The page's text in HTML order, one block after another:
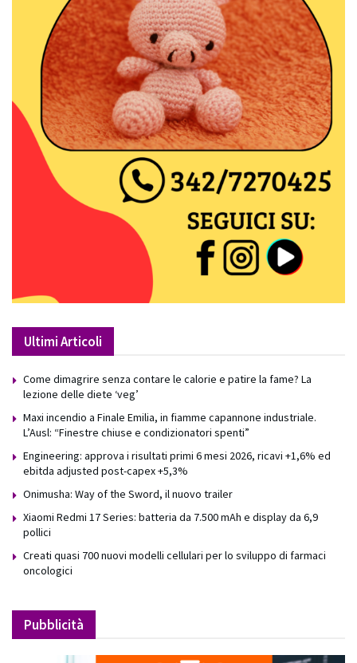
Ultimi Articoli
Come dimagrire senza contare le calorie e patire la fame? La
lezione delle diete ‘veg’
Maxi incendio a Finale Emilia, in fiamme capannone industriale.
L’Ausl: “Finestre chiuse e condizionatori spenti”
Engineering: approva i risultati primi 6 mesi 2026, ricavi +1,6% ed
ebitda adjusted post-capex +5,3%
Onimusha: Way of the Sword, il nuovo trailer
Xiaomi Redmi 17 Series: batteria da 7.500 mAh e display da 6,9
pollici
Creati quasi 700 nuovi modelli cellulari per lo sviluppo di farmaci
oncologici
Pubblicità